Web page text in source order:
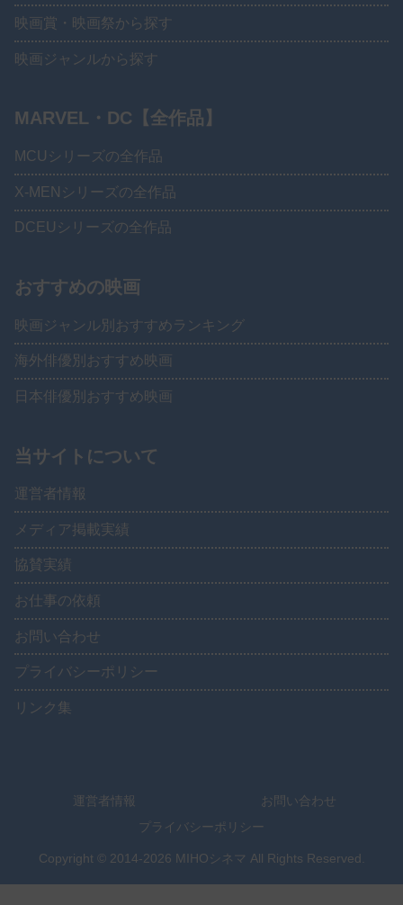
映画賞・映画祭から探す
映画ジャンルから探す
MARVEL・DC【全作品】
MCUシリーズの全作品
X-MENシリーズの全作品
DCEUシリーズの全作品
おすすめの映画
映画ジャンル別おすすめランキング
海外俳優別おすすめ映画
日本俳優別おすすめ映画
当サイトについて
運営者情報
メディア掲載実績
協賛実績
お仕事の依頼
お問い合わせ
プライバシーポリシー
リンク集
運営者情報
お問い合わせ
プライバシーポリシー
Copyright © 2014-2026 MIHOシネマ All Rights Reserved.